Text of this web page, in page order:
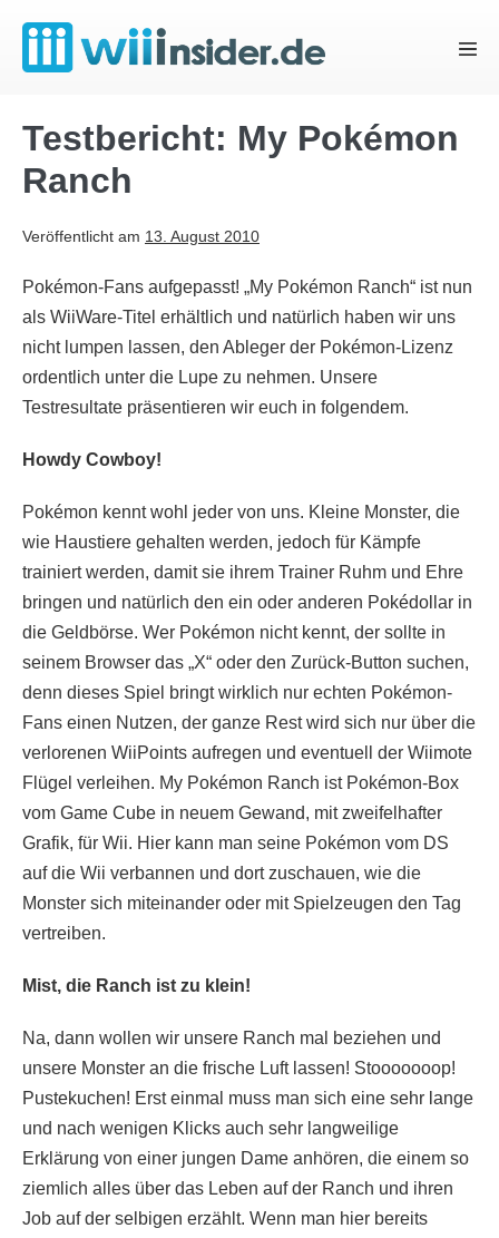
Inhalt
springen
Testbericht: My Pokémon
Ranch
Veröffentlicht am 13. August 2010
Pokémon-Fans aufgepasst! „My Pokémon Ranch“ ist nun
als WiiWare-Titel erhältlich und natürlich haben wir uns
nicht lumpen lassen, den Ableger der Pokémon-Lizenz
ordentlich unter die Lupe zu nehmen. Unsere
Testresultate präsentieren wir euch in folgendem.
Howdy Cowboy!
Pokémon kennt wohl jeder von uns. Kleine Monster, die
wie Haustiere gehalten werden, jedoch für Kämpfe
trainiert werden, damit sie ihrem Trainer Ruhm und Ehre
bringen und natürlich den ein oder anderen Pokédollar in
die Geldbörse. Wer Pokémon nicht kennt, der sollte in
seinem Browser das „X“ oder den Zurück-Button suchen,
denn dieses Spiel bringt wirklich nur echten Pokémon-
Fans einen Nutzen, der ganze Rest wird sich nur über die
verlorenen WiiPoints aufregen und eventuell der Wiimote
Flügel verleihen. My Pokémon Ranch ist Pokémon-Box
vom Game Cube in neuem Gewand, mit zweifelhafter
Grafik, für Wii. Hier kann man seine Pokémon vom DS
auf die Wii verbannen und dort zuschauen, wie die
Monster sich miteinander oder mit Spielzeugen den Tag
vertreiben.
Mist, die Ranch ist zu klein!
Na, dann wollen wir unsere Ranch mal beziehen und
unsere Monster an die frische Luft lassen! Stooooooop!
Pustekuchen! Erst einmal muss man sich eine sehr lange
und nach wenigen Klicks auch sehr langweilige
Erklärung von einer jungen Dame anhören, die einem so
ziemlich alles über das Leben auf der Ranch und ihren
Job auf der selbigen erzählt. Wenn man hier bereits